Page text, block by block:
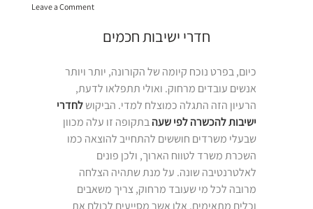
Leave a Commenton
לפיחדרי ישיבות חכמים
כיום, בפרט נוכח קיומה של הקורונה, יותר ויותר
אנשים עובדים מרחוק. ואולי תתפלאו לדעת,
הרעיון הזה התגלה כמוצלח למדי. הביקוש לחדרי
ישיבות להכשרה לפי שעה בתקופה זו עלה מכוון
שבעלי משרדים חוששים להתחייב להוצאה כמו
השכרת משרד לטווח הארוך, ולכן פונים
לאלטרנטיבה שונה. על מנת שתהיה הצלחה
מרובה לכל מי שעובד מרחוק, צריך משאבים
וכלים מתאימים. אלו אשר מסייעים לכולם את